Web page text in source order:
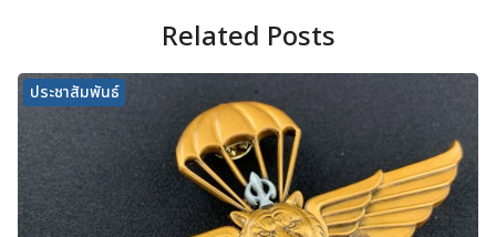
Related Posts
ประชาสัมพันธ์